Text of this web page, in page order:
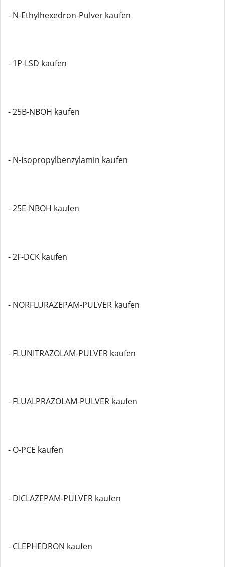
- N-Ethylhexedron-Pulver kaufen
- 1P-LSD kaufen
- 25B-NBOH kaufen
- N-Isopropylbenzylamin kaufen
- 25E-NBOH kaufen
- 2F-DCK kaufen
- NORFLURAZEPAM-PULVER kaufen
- FLUNITRAZOLAM-PULVER kaufen
- FLUALPRAZOLAM-PULVER kaufen
- O-PCE kaufen
- DICLAZEPAM-PULVER kaufen
- CLEPHEDRON kaufen